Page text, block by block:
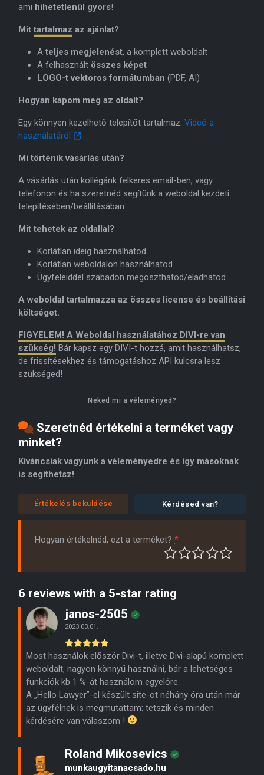
ami hihetetlenül gyors!
Mit tartalmaz az ajánlat?
A teljes megjelenést, a komplett weboldalt
A felhasznált összes képet
LOGO-t vektoros formátumban (PDF, AI)
Hogyan kapom meg az oldalt?
Egy könnyen kezelhető telepítőt tartalmaz. Videó a
használatáról
Mi történik vásárlás után?
A vásárlás után kollégánk felkeres email-ben, vagy
telefonon és ha szeretnéd segítünk a weboldal kezdeti
telepítésében/beállításában.
Mit tehetek az oldallal?
Korlátlan ideig használhatod
Korlátlan weboldalon használhatod
Ügyfeleiddel szabadon megoszthatod/eladhatod
A weboldal tartalmazza az összes license és beállítási
költséget.
FIGYELEM! A Weboldal használatához DIVI-re van
szükség! Bár kapsz egy DIVI-t hozzá, amit használhatsz,
de frissítésekhez és támogatáshoz API kulcsra lesz
szükséged!
Neked mi a véleményed?
Szeretnéd értékelni a terméket vagy
minket?
Kíváncsiak vagyunk a véleményedre és így másoknak
is segíthetsz!
Értékelés beküldése Kérdésed van?
Hogyan értékelnéd, ezt a terméket? *
6 reviews with a 5-star rating
janos-2505
2023.03.01.
Most használok először Divi-t, illetve Divi-alapú komplett
weboldalt, nagyon könnyű használni, bár a lehetséges
funkciók kb 1 %-át használom egyelőre.
A „Hello Lawyer”-el készült site-ot néhány óra után már
az ügyfélnek is megmutattam: tetszik és minden
kérdésére van válaszom !
Roland Mikosevics
munkaugyitanacsado.hu